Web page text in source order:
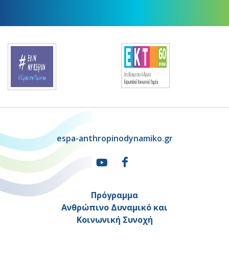
espa-anthropinodynamiko.gr
Πρόγραμμα
Ανθρώπινο Δυναμικό και
Κοινωνική Συνοχή